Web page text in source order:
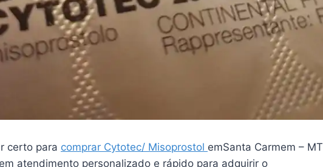
certo para comprar Cytotec/ Misoprostol emSanta Carmem – MT
atendimento personalizado e rápido para adquirir o